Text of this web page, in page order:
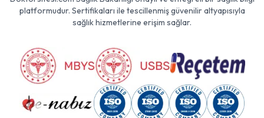
platformudur. Sertifikaları ile tescillenmiş güvenilir altyapısıyla
sağlık hizmetlerine erişim sağlar.